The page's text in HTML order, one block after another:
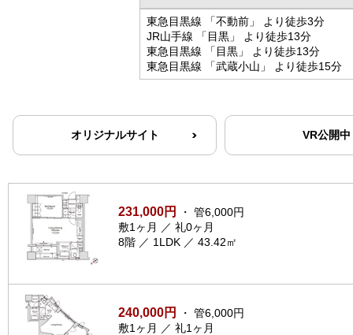
東急目黒線 「不動前」 より徒歩3分
JR山手線 「目黒」 より徒歩13分
東急目黒線 「目黒」 より徒歩13分
東急目黒線 「武蔵小山」 より徒歩15分
オリジナルサイト VR公開中
231,000円
・ 管6,000円
敷1ヶ月 ／ 礼0ヶ月
8階 ／ 1LDK ／ 43.42㎡
240,000円
・ 管6,000円
敷1ヶ月 ／ 礼1ヶ月